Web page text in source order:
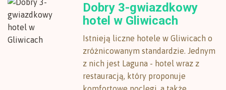
Dobry 3-gwiazdkowy
hotel w Gliwicach
Istnieją liczne hotele w Gliwicach o
zróżnicowanym standardzie. Jednym
z nich jest Laguna - hotel wraz z
restauracją, który proponuje